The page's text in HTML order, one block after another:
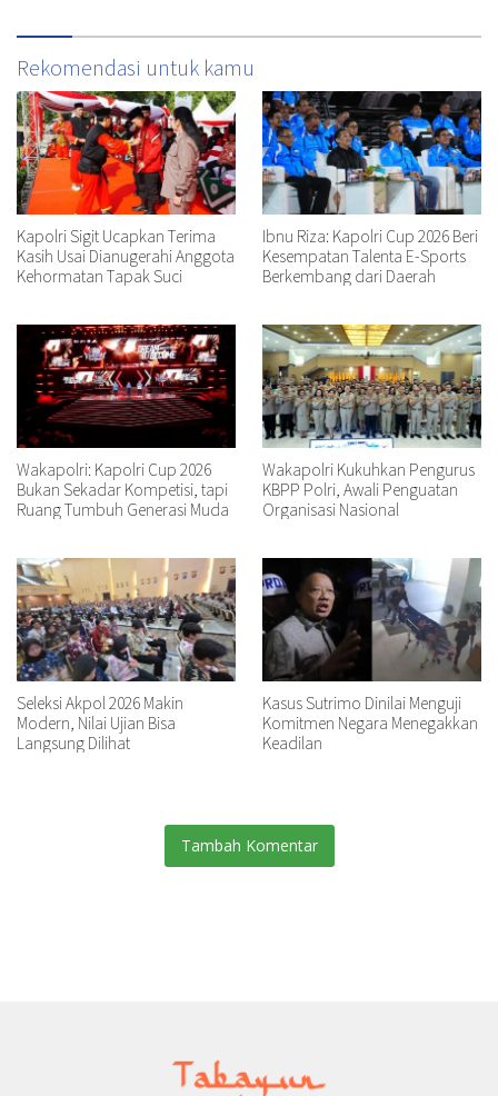
Rekomendasi untuk kamu
Kapolri Sigit Ucapkan Terima
Kasih Usai Dianugerahi Anggota
Kehormatan Tapak Suci
Ibnu Riza: Kapolri Cup 2026 Beri
Kesempatan Talenta E-Sports
Berkembang dari Daerah
Wakapolri: Kapolri Cup 2026
Bukan Sekadar Kompetisi, tapi
Ruang Tumbuh Generasi Muda
Wakapolri Kukuhkan Pengurus
KBPP Polri, Awali Penguatan
Organisasi Nasional
Seleksi Akpol 2026 Makin
Modern, Nilai Ujian Bisa
Langsung Dilihat
Kasus Sutrimo Dinilai Menguji
Komitmen Negara Menegakkan
Keadilan
Tambah Komentar